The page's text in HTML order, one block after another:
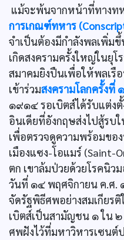
แม้จะพ้นจากหน้าที่ทางท
การเกณฑ์ทหาร
จำเป็นต้องมีกำลังพลเพิ่ม
เกิดสงครามครั้งใหญ่ในยุ
สมาคมยิงปืนเพื่อให้พลเรื
เข้าร่วมสงครามโลกครั้งที่
๑๙๑๔ รอเบิตส์ได้รับแต่ง
อินเดียที่อังกฤษส่งไปสู้รบใ
เพื่อตรวจดูความพร้อมข
เมืองแซง-โอแมร์ (Saint-
ตก เขาล้มป่วยด้วยโรคนิว
วันที่ ๑๔ พฤศจิกายน ค.ศ.
จัดรัฐพิธีศพอย่างสมเกียร
เบิตส์เป็นสามัญชน ๑ ใน
ศพฝังไว้ที่มหาวิหารเซนต์